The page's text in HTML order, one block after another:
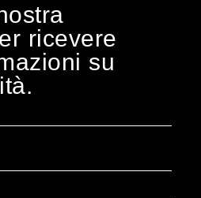
ricevere
su